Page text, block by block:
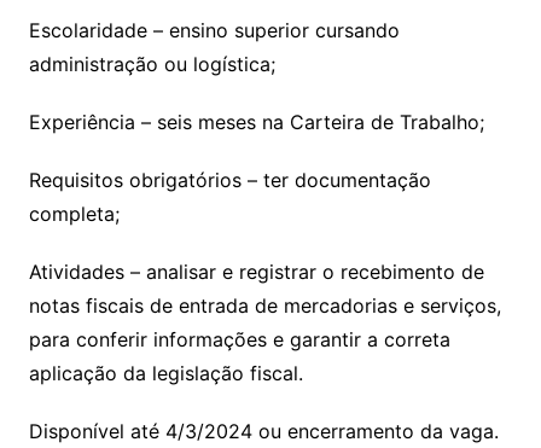
Escolaridade – ensino superior cursando
administração ou logística;
Experiência – seis meses na Carteira de Trabalho;
Requisitos obrigatórios – ter documentação
completa;
Atividades – analisar e registrar o recebimento de
notas fiscais de entrada de mercadorias e serviços,
para conferir informações e garantir a correta
aplicação da legislação fiscal.
Disponível até 4/3/2024 ou encerramento da vaga.